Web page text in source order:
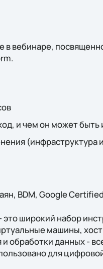
в вебинаре,
и чем он может
(инфраструктура
BDM, Google
широкий набор
машины,
обработки данных -
для